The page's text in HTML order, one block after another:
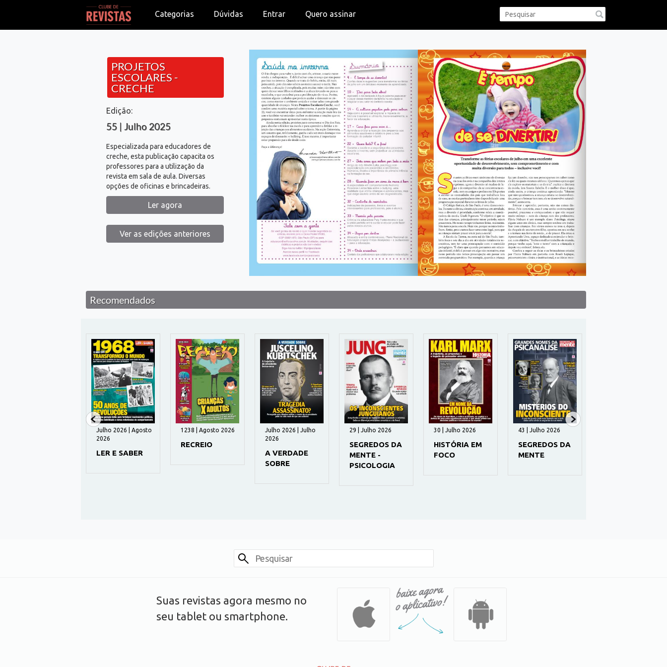
Categorias Dúvidas Entrar Quero assinar
PROJETOS
ESCOLARES -
CRECHE
Edição:
55 | Julho 2025
Especializada para educadores de
creche, esta publicação capacita os
professores para a utilização da
revista em sala de aula. Diversas
opções de oficinas e brincadeiras.
Ler agora
Ver as edições anteriores
Recomendados
Julho 2026 | Agosto
2026
LER E SABER
1238 | Agosto 2026
RECREIO
Julho 2026 | Julho
2026
A VERDADE
SOBRE
29 | Julho 2026
SEGREDOS DA
MENTE -
PSICOLOGIA
30 | Julho 2026
HISTÓRIA EM
FOCO
43 | Julho 2026
SEGREDOS DA
MENTE
Suas revistas agora mesmo no
seu tablet ou smartphone.